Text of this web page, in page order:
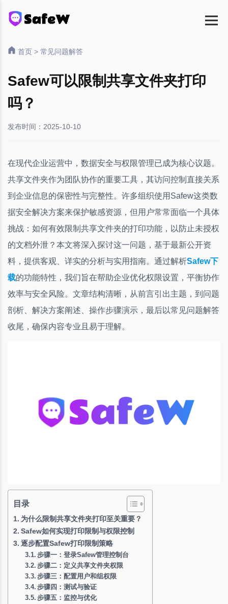
首页 > 常见问题解答
Safew可以限制共享文件夹打印
吗？
发布时间：2025-10-10
在现代企业运营中，数据安全与权限管理已成为核心议题。
共享文件夹作为团队协作的重要工具，其访问控制直接关系
到企业信息的保密性与完整性。许多组织使用Safew这类数
据安全解决方案来保护敏感资源，但用户常常面临一个具体
挑战：如何有效限制共享文件夹的打印功能，以防止未授权
的文档外泄？本文将深入探讨这一问题，基于最新公开资
料，提供客观、详实的分析与实用指南。通过解析Safew下
载的功能特性，我们旨在帮助企业优化权限设置，平衡协作
效率与安全风险。文章结构清晰，从前言引出主题，到问题
剖析、解决方案阐述、操作步骤演示，最后以常见问题解答
收尾，确保内容专业且易于理解。
目录
为什么限制共享文件夹打印至关重要？
Safew如何实现打印限制与权限控制
逐步配置Safew打印限制策略
步骤一：登录Safew管理控制台
步骤二：定义共享文件夹权限
步骤三：配置用户和组权限
步骤四：测试与验证
步骤五：监控与优化